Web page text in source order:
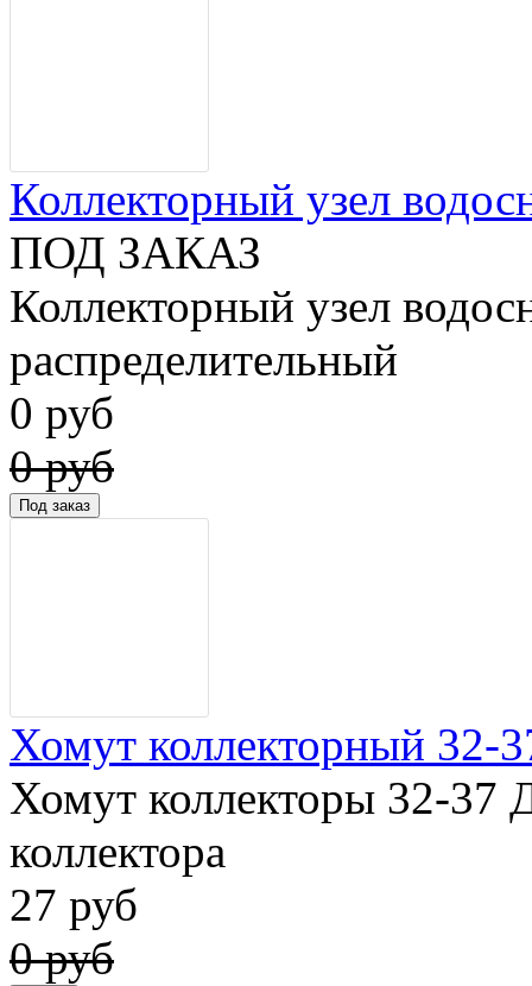
Коллекторный узел
ПОД ЗАКАЗ
Коллекторный узел
распределительный
0 руб
0 руб
Хомут коллекторный 32-
Хомут коллекторы 32-37
коллектора
27 руб
0 руб